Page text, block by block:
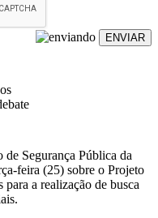
ENVIAR
de Segurança Pública da
feira (25) sobre o Projeto
a realização de busca